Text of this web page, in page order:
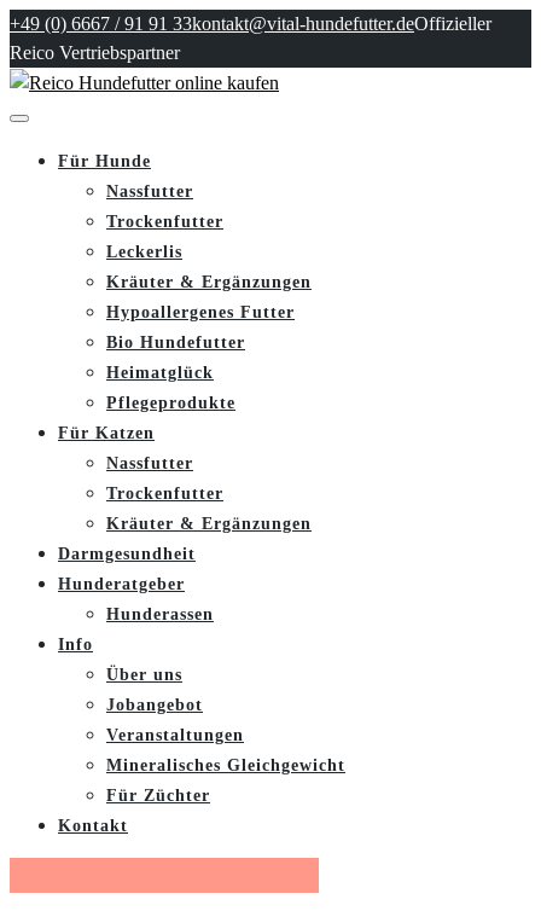
+49 (0) 6667 / 91 91 33kontakt@vital-hundefutter.deOffizieller
Reico Vertriebspartner
Für Hunde
Nassfutter
Trockenfutter
Leckerlis
Kräuter & Ergänzungen
Hypoallergenes Futter
Bio Hundefutter
Heimatglück
Pflegeprodukte
Für Katzen
Nassfutter
Trockenfutter
Kräuter & Ergänzungen
Darmgesundheit
Hunderatgeber
Hunderassen
Info
Über uns
Jobangebot
Veranstaltungen
Mineralisches Gleichgewicht
Für Züchter
Kontakt